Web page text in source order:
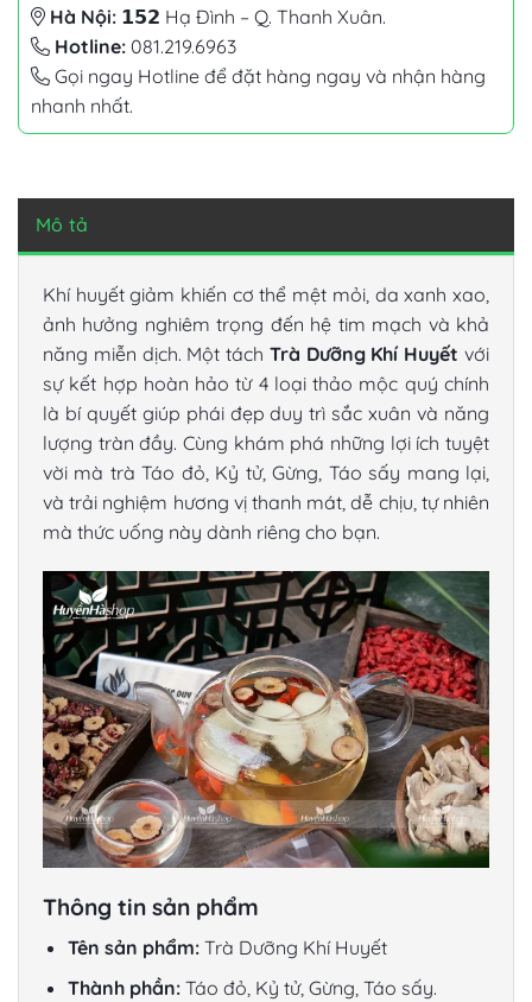
Hà Nội: 𝟭𝟱𝟮 Hạ Đình – Q. Thanh Xuân.
Hotline: 081.219.6963
Gọi ngay Hotline để đặt hàng ngay và nhận hàng
nhanh nhất.
Mô tả
Khí huyết giảm khiến cơ thể mệt mỏi, da xanh xao,
ảnh hưởng nghiêm trọng đến hệ tim mạch và khả
năng miễn dịch. Một tách Trà Dưỡng Khí Huyết với
sự kết hợp hoàn hảo từ 4 loại thảo mộc quý chính
là bí quyết giúp phái đẹp duy trì sắc xuân và năng
lượng tràn đầy. Cùng khám phá những lợi ích tuyệt
vời mà trà Táo đỏ, Kỷ tử, Gừng, Táo sấy mang lại,
và trải nghiệm hương vị thanh mát, dễ chịu, tự nhiên
mà thức uống này dành riêng cho bạn.
Thông tin sản phẩm
Tên sản phẩm: Trà Dưỡng Khí Huyết
Thành phần:Táo đỏ, Kỷ tử, Gừng, Táo sấy.